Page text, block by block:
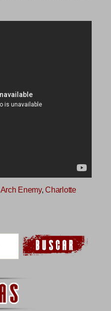
Arch Enemy,Charlotte